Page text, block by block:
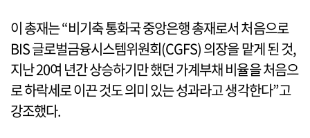
이 총재는 “비기축 통화국 중앙은행 총재로서 처음으로
BIS 글로벌금융시스템위원회(CGFS) 의장을 맡게 된 것,
지난 20여 년간 상승하기만 했던 가계부채 비율을 처음으
로 하락세로 이끈 것도 의미 있는 성과라고 생각한다”고
강조했다.